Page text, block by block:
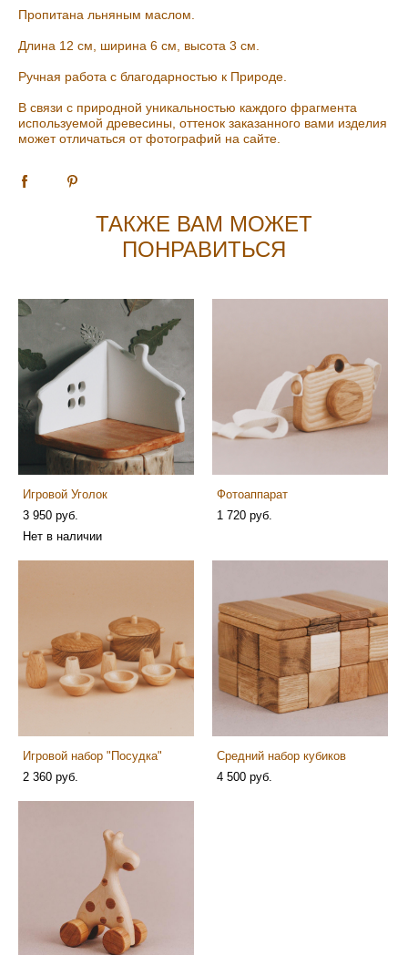
Пропитана льняным маслом.
Длина 12 см, ширина 6 см, высота 3 см.
Ручная работа с благодарностью к Природе.
В связи с природной уникальностью каждого фрагмента
используемой древесины, оттенок заказанного вами изделия
может отличаться от фотографий на сайте.
ТАКЖЕ ВАМ МОЖЕТ
ПОНРАВИТЬСЯ
Игровой Уголок
3 950 pуб.
Нет в наличии
Фотоаппарат
1 720 pуб.
Игровой набор "Посудка"
2 360 pуб.
Средний набор кубиков
4 500 pуб.